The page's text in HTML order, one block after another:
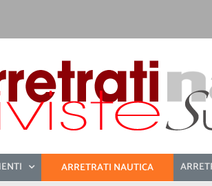
ARRETRATI NAUTICA